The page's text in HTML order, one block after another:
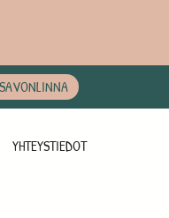
YHTEYSTIEDOT